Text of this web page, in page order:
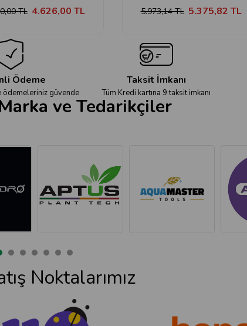
4.626,00 TL
TL 5.375,82 TL
5.973,14 TL
Ödeme
ödemeleriniz güvende
Taksit İmkanı
Tüm Kredi kartına 9 taksit imkanı
Marka ve Tedarikçiler
Noktalarımız